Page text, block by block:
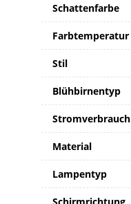
Schattenfarbe
Farbtemperatur
Stil
Blühbirnentyp
Stromverbrauch
Material
Lampentyp